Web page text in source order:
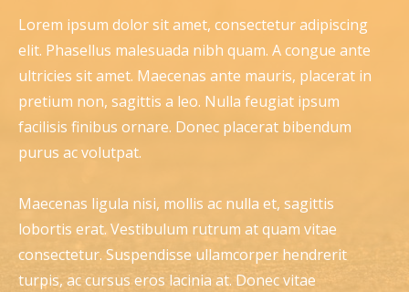
Lorem ipsum dolor sit amet, consectetur adipiscing
elit. Phasellus malesuada nibh quam. A congue ante
ultricies sit amet. Maecenas ante mauris, placerat in
pretium non, sagittis a leo. Nulla feugiat ipsum
facilisis finibus ornare. Donec placerat bibendum
purus ac volutpat.
Maecenas ligula nisi, mollis ac nulla et, sagittis
lobortis erat. Vestibulum rutrum at quam vitae
consectetur. Suspendisse ullamcorper hendrerit
turpis, ac cursus eros lacinia at. Donec vitae